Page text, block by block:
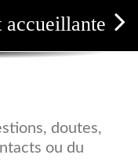
doutes,
ou du